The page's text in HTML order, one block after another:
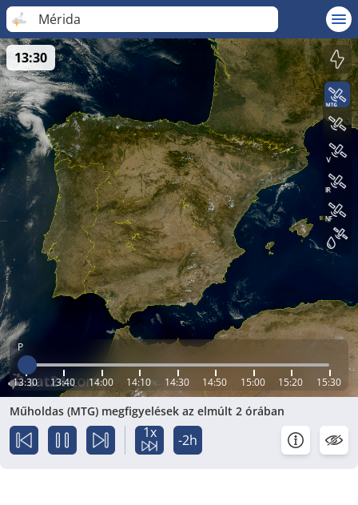
Mérida
P
13:30 13:40 14:00 14:10 14:30 14:50 15:00 15:20 15:30
13:30
Műholdas (MTG) megfigyelések az elmúlt 2 órában
1x -2h